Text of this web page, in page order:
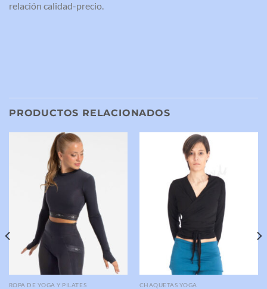
relación calidad-precio.
PRODUCTOS RELACIONADOS
ROPA DE YOGA Y PILATES CHAQUETAS YOGA